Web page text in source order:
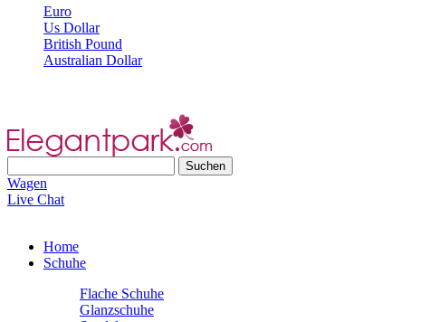
Euro
Us Dollar
British Pound
Australian Dollar
Wagen
Live Chat
Home
Schuhe
Flache Schuhe
Glanzschuhe